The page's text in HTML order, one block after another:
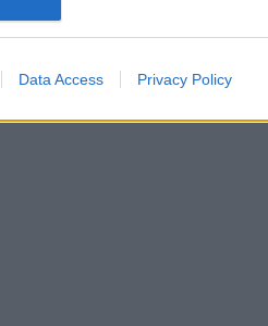
Data Access Privacy Policy